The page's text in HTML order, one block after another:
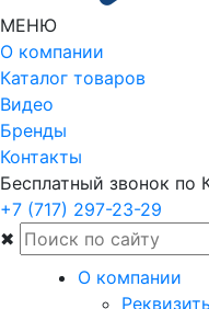
МЕНЮ
О компании
Каталог товаров
Видео
Бренды
Контакты
Бесплатный звонок по
+7 (717) 297-23-29
✖
О компании